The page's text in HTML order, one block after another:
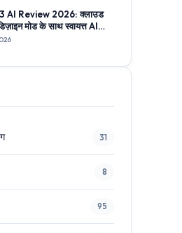
AI Review 2026: क्लाउड
मोड के साथ स्वायत्त AI
अनुभव, जानिए 5 सबसे
31
8
95